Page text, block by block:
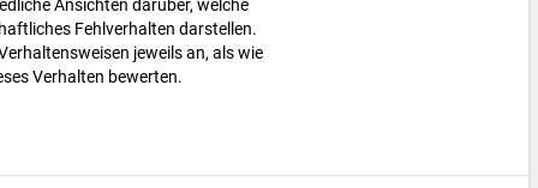
Ansichten darüber, welche
Fehlverhalten darstellen.
jeweils an, als wie
Verhalten bewerten.